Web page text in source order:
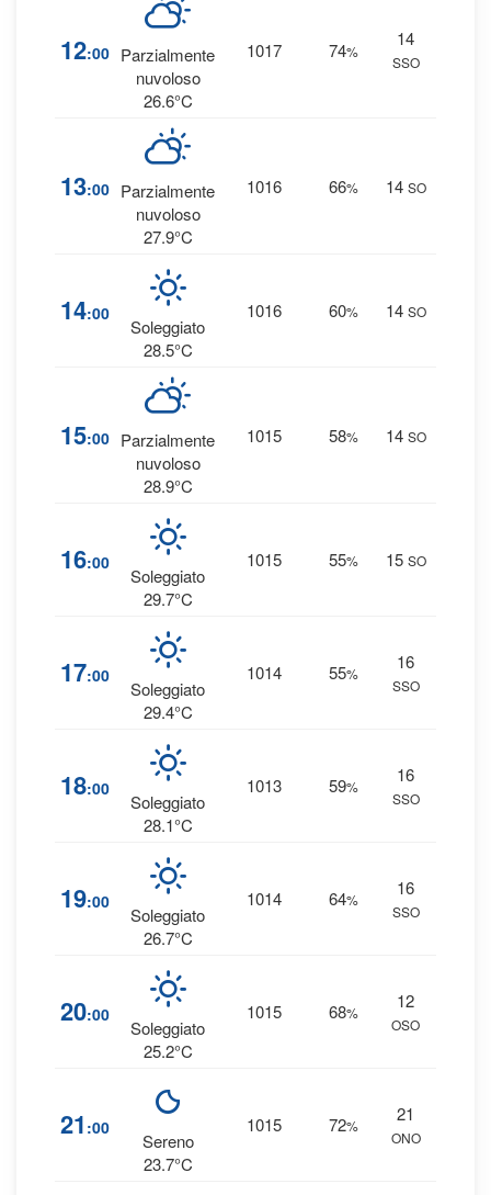
12:00 Parzialmente
nuvoloso
26.6°C
1017 74%
14
SSO
13:00 Parzialmente
nuvoloso
27.9°C
1016 66% 14 SO
14:00
Soleggiato
28.5°C
1016 60% 14 SO
15:00 Parzialmente
nuvoloso
28.9°C
1015 58% 14 SO
16:00
Soleggiato
29.7°C
1015 55% 15 SO
17:00
Soleggiato
29.4°C
1014 55%
16
SSO
18:00
Soleggiato
28.1°C
1013 59%
16
SSO
19:00
Soleggiato
26.7°C
1014 64%
16
SSO
20:00
Soleggiato
25.2°C
1015 68%
12
OSO
21 :00
Sereno
23.7°C
1015 72%
21
ONO